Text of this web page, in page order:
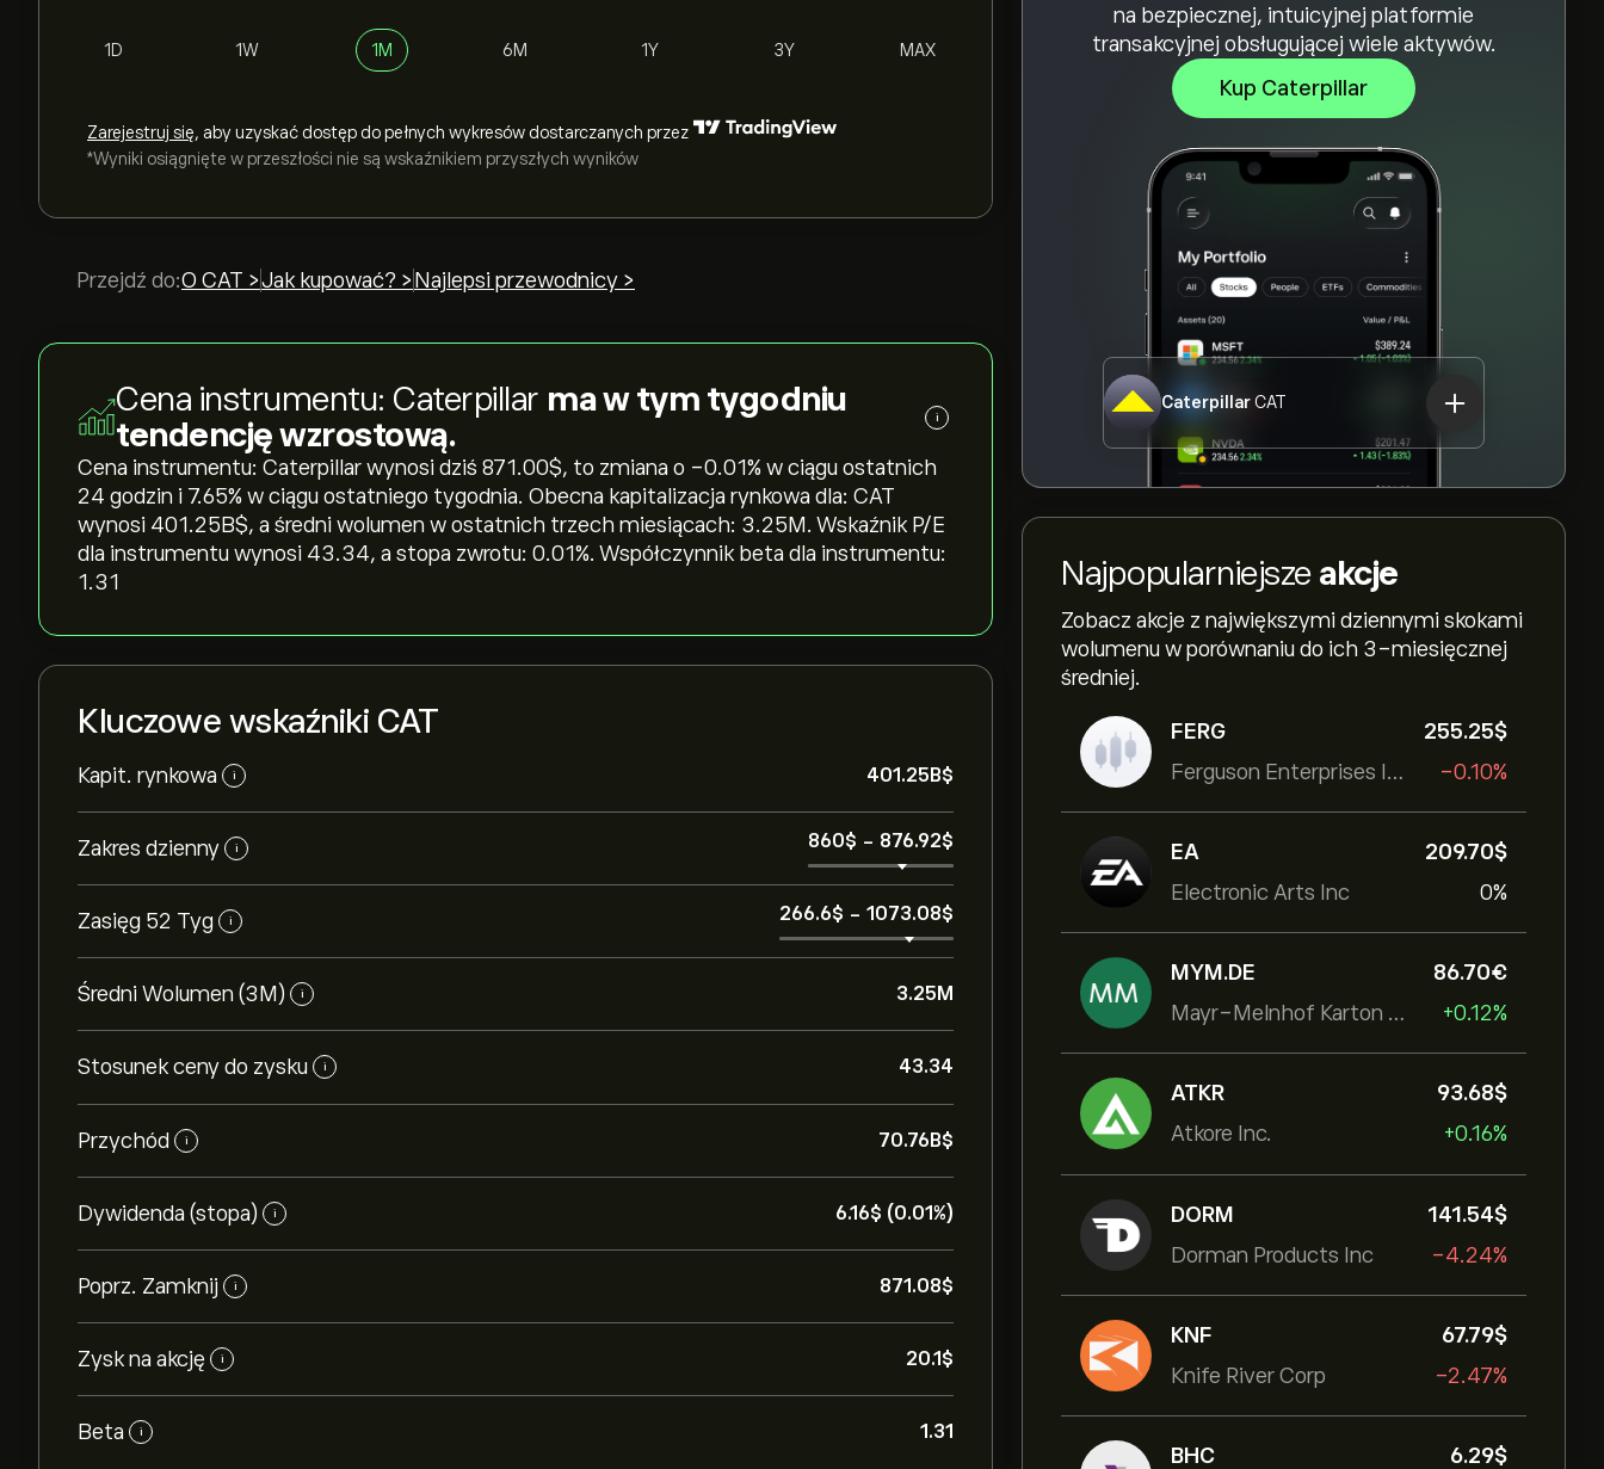
na bezpiecznej, intuicyjnej platformie
transakcyjnej obsługującej wiele aktywów.
Kup Caterpillar
CaterpillarCAT
Najpopularniejsze akcje
Zobacz akcje z największymi dziennymi skokami
wolumenu w porównaniu do ich 3-miesięcznej
średniej.
FERG
Ferguson Enterprises Inc
255.25‎$‎
-0.10%
EA
Electronic Arts Inc
209.70‎$‎
0%
MYM.DE
Mayr-Melnhof Karton AG
86.70‎€‎
+0.12%
ATKR
Atkore Inc.
93.68‎$‎
+0.16%
DORM
Dorman Products Inc
141.54‎$‎
-4.24%
KNF
Knife River Corp
67.79‎$‎
-2.47%
BHC
6.29‎$‎
1D 1W 1M 6M 1Y 3Y MAX
Zarejestruj się, aby uzyskać dostęp do pełnych wykresów dostarczanych przez
*Wyniki osiągnięte w przeszłości nie są wskaźnikiem przyszłych wyników
Przejdź do:O CAT >Jak kupować? > Najlepsi przewodnicy >
Cena instrumentu: Caterpillar ma w tym tygodniu
tendencję wzrostową.
i
Cena instrumentu: Caterpillar wynosi dziś 871.00‎$‎, to zmiana o ‎-0.01‎% w ciągu ostatnich
24 godzin i ‎7.65‎% w ciągu ostatniego tygodnia. Obecna kapitalizacja rynkowa dla: CAT
wynosi 401.25B‎$‎, a średni wolumen w ostatnich trzech miesiącach: 3.25M. Wskaźnik P/E
dla instrumentu wynosi 43.34, a stopa zwrotu: 0.01%. Współczynnik beta dla instrumentu:
1.31
Kluczowe wskaźniki CAT
Kapit. rynkowa i 401.25B‎$‎
Zakres dzienny i 860‎$‎ - 876.92‎$‎
Zasięg 52 Tyg i 266.6‎$‎ - 1073.08‎$‎
Średni Wolumen (3M) i 3.25M
Stosunek ceny do zysku i 43.34
Przychód i 70.76B‎$‎
Dywidenda (stopa) i 6.16‎$‎ (0.01%)
Poprz. Zamknij i 871.08‎$‎
Zysk na akcję i 20.1‎$‎
Beta i 1.31